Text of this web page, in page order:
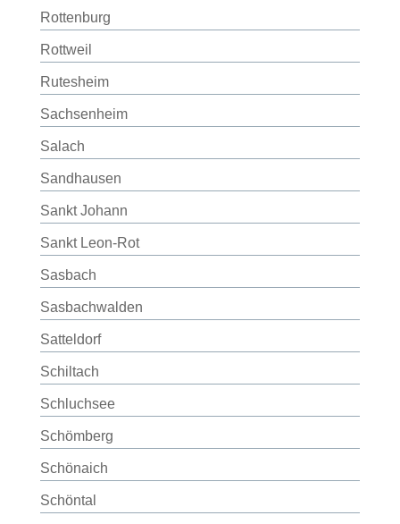
Rottenburg
Rottweil
Rutesheim
Sachsenheim
Salach
Sandhausen
Sankt Johann
Sankt Leon-Rot
Sasbach
Sasbachwalden
Satteldorf
Schiltach
Schluchsee
Schömberg
Schönaich
Schöntal